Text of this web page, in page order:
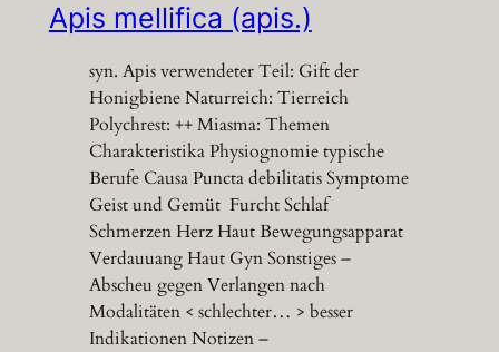
Apis mellifica (apis.)
syn. Apis verwendeter Teil: Gift der
Honigbiene Naturreich: Tierreich
Polychrest: ++ Miasma: Themen
Charakteristika Physiognomie typische
Berufe Causa Puncta debilitatis Symptome
Geist und Gemüt Furcht Schlaf
Schmerzen Herz Haut Bewegungsapparat
Verdauuang Haut Gyn Sonstiges –
Abscheu gegen Verlangen nach
Modalitäten < schlechter… > besser
Indikationen Notizen –